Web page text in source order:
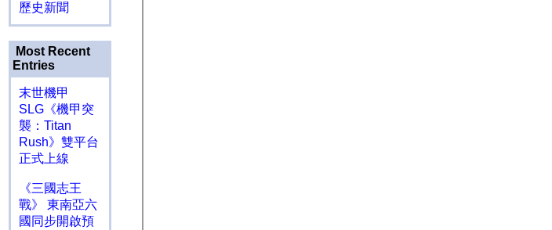
歷史新聞
Most Recent
Entries
末世機甲
SLG《機甲突
襲：Titan
Rush》雙平台
正式上線
《三國志王
戰》 東南亞六
國同步開啟預